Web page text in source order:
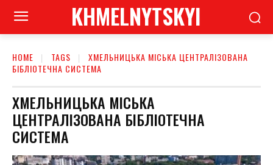
KHMELNYTSKYI
HOME TAGS
ХМЕЛЬНИЦЬКА МІСЬКА ЦЕНТРАЛІЗОВАНА
БІБЛІОТЕЧНА СИСТЕМА
ХМЕЛЬНИЦЬКА МІСЬКА
ЦЕНТРАЛІЗОВАНА БІБЛІОТЕЧНА
СИСТЕМА